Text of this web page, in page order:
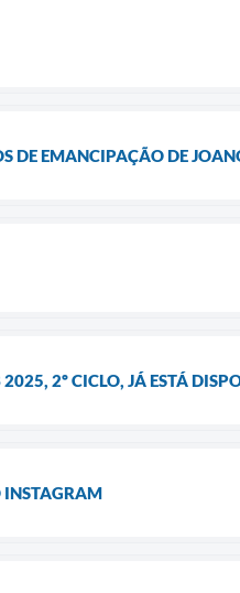
DE EMANCIPAÇÃO DE
2º CICLO, JÁ ESTÁ
INSTAGRAM